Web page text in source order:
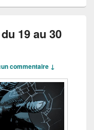
19 au 30
commentaire ↓